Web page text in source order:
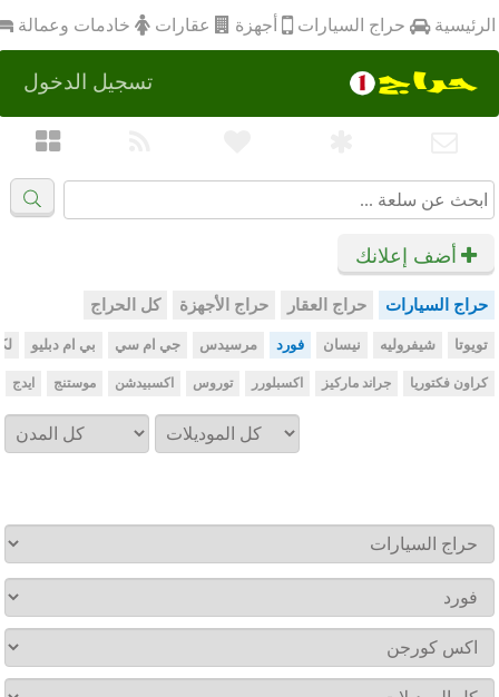
الرئيسية حراج السيارات أجهزة عقارات خادمات وعمالة
تسجيل الدخول
أضف إعلانك
حراج السيارات حراج العقار حراج الأجهزة كل الحراج
تويوتا شيفروليه نيسان فورد مرسيدس جي ام سي بي ام دبليو
كراون فكتوريا جراند ماركيز اكسبلورر توروس اكسبيدشن موستنج ايدج